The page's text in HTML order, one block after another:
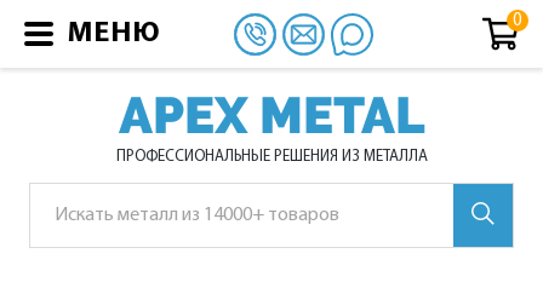
APEX METAL
ПРОФЕССИОНАЛЬНЫЕ РЕШЕНИЯ ИЗ МЕТАЛЛА
МЕНЮ